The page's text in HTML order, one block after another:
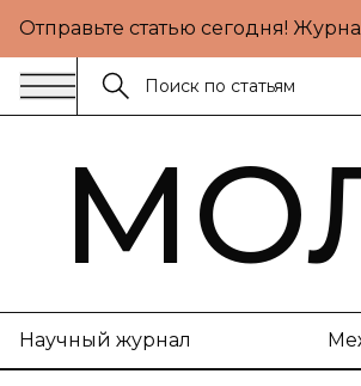
Отправьте статью сегодня!
Научный журнал